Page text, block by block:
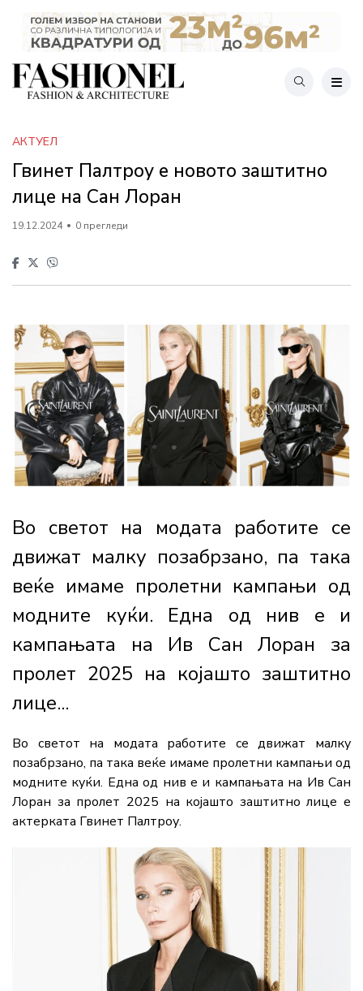
АКТУЕЛ
Гвинет Палтроу е новото заштитно
лице на Сан Лоран
19.12.2024 0 прегледи
Во светот на модата работите се
движат малку позабрзано, па така
веќе имаме пролетни кампањи од
модните куќи. Една од нив е и
кампањата на Ив Сан Лоран за
пролет 2025 на којашто заштитно
лице...
Во светот на модата работите се движат малку
позабрзано, па така веќе имаме пролетни кампањи од
модните куќи. Една од нив е и кампањата на Ив Сан
Лоран за пролет 2025 на којашто заштитно лице е
актерката Гвинет Палтроу.